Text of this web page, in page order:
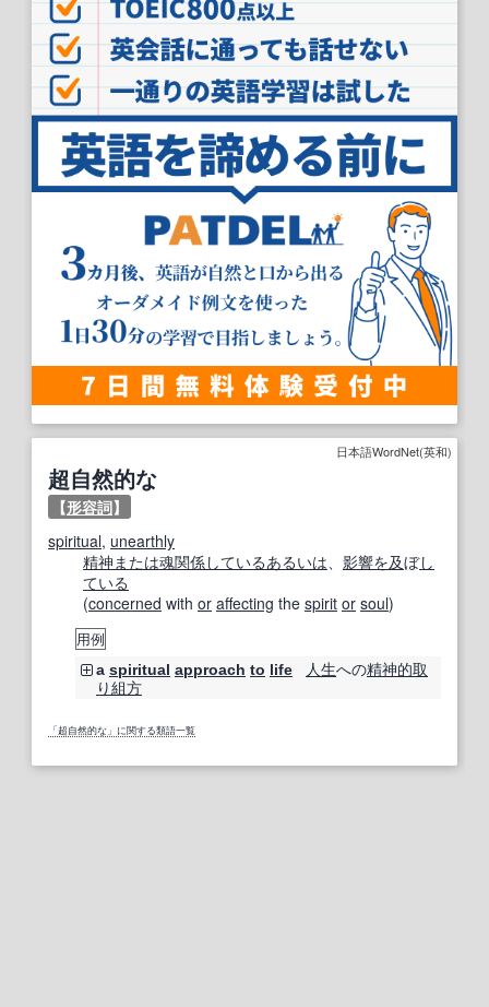
日本語WordNet(英和)
超自然的な
【形容詞】
spiritual, unearthly
精神 または魂関係しているあるいは 影響を及ぼし
ている
(concerned with or affecting the spirit or soul)
用例
a spiritual approach to life 人生への精神的取
り組方
「超自然的な」に関する類語一覧